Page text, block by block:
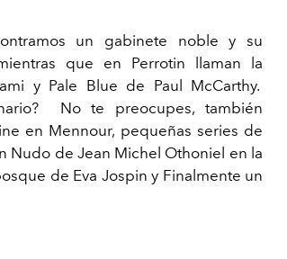
un gabinete noble y su
que en Perrotin llaman la
y Pale Blue de Paul McCarthy.
No te preocupes, también
en Mennour, pequeñas series de
Nudo de Jean Michel Othoniel en la
de Eva Jospin y Finalmente un